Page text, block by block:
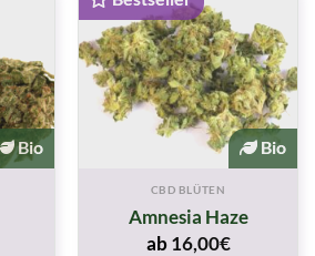
Bio Bio
CBD BLÜTEN
Amnesia Haze
ab16,00€